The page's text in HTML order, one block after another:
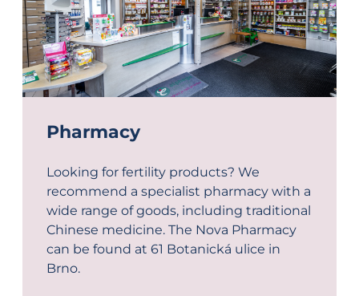
Pharmacy
Looking for fertility products? We
recommend a specialist pharmacy with a
wide range of goods, including traditional
Chinese medicine. The Nova Pharmacy
can be found at 61 Botanická ulice in
Brno.